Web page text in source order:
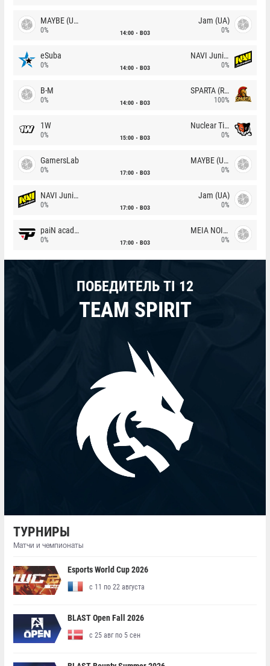
MAYBE (UA)
0% 14:00 BO3
Jam (UA)
0%
eSuba
0% 14:00 BO3
NAVI Junior
0%
B-M
0% 14:00 BO3
SPARTA (RU)
100%
1W
0% 15:00 BO3
Nuclear TigeRES
0%
GamersLab
0% 17:00 BO3
MAYBE (UA)
0%
NAVI Junior
0% 17:00 BO3
Jam (UA)
0%
paiN academy
0% 17:00 BO3
MEIA NOITE
0%
ПОБЕДИТЕЛЬ TI 12
TEAM SPIRIT
ТУРНИРЫ
Матчи и чемпионаты
Esports World Cup 2026
с 11 по 22 августа
BLAST Open Fall 2026
с 25 авг по 5 сен